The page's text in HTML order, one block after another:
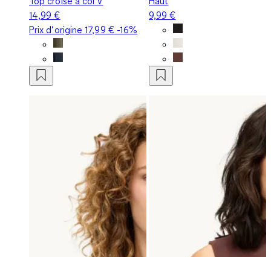
14,99 €
Prix d‘origine17,99 €-16%
9,99 €